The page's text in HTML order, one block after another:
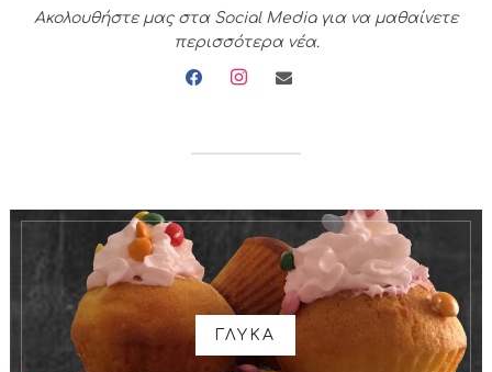
Ακολουθήστε μας στα Social Media για να μαθαίνετε
περισσότερα νέα.
facebookinstagramenvelope
ΓΛΥΚΑ